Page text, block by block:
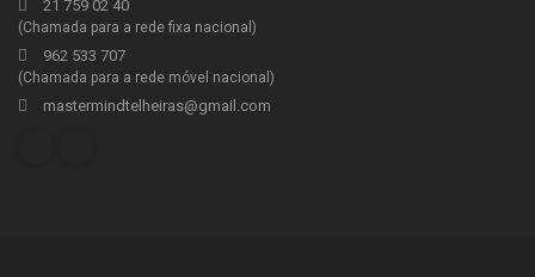
21 759 02 40
(Chamada para a rede fixa nacional)
962 533 707
(Chamada para a rede móvel nacional)
mastermindtelheiras@gmail.com